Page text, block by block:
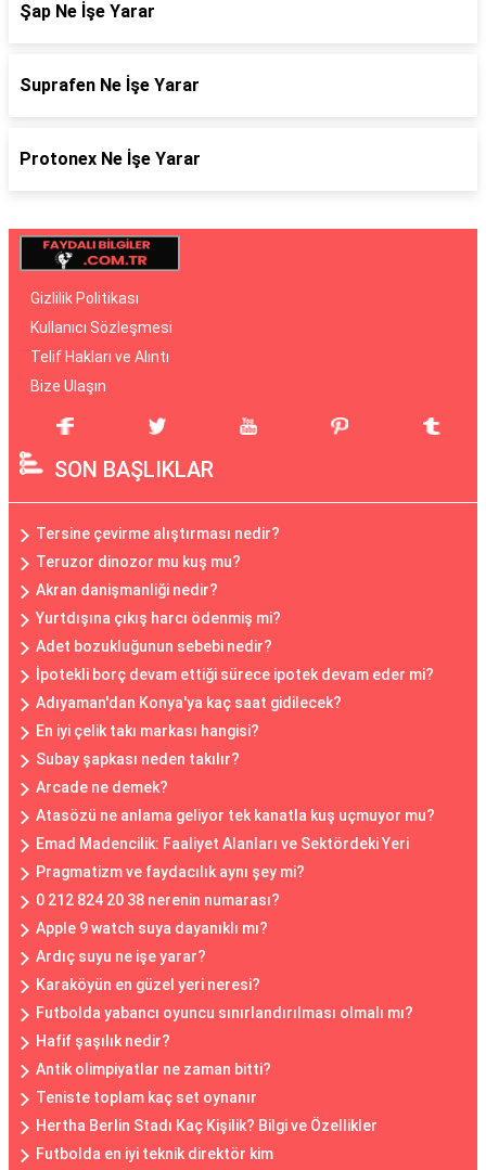
Şap Ne İşe Yarar
Suprafen Ne İşe Yarar
Protonex Ne İşe Yarar
Gizlilik Politikası
Kullanıcı Sözleşmesi
Telif Hakları ve Alıntı
Bize Ulaşın
SON BAŞLIKLAR
Tersine çevirme alıştırması nedir?
Teruzor dinozor mu kuş mu?
Akran danişmanliği nedir?
Yurtdışına çıkış harcı ödenmiş mi?
Adet bozukluğunun sebebi nedir?
İpotekli borç devam ettiği sürece ipotek devam eder mi?
Adıyaman'dan Konya'ya kaç saat gidilecek?
En iyi çelik takı markası hangisi?
Subay şapkası neden takılır?
Arcade ne demek?
Atasözü ne anlama geliyor tek kanatla kuş uçmuyor mu?
Emad Madencilik: Faaliyet Alanları ve Sektördeki Yeri
Pragmatizm ve faydacılık aynı şey mi?
0 212 824 20 38 nerenin numarası?
Apple 9 watch suya dayanıklı mı?
Ardıç suyu ne işe yarar?
Karaköyün en güzel yeri neresi?
Futbolda yabancı oyuncu sınırlandırılması olmalı mı?
Hafif şaşılık nedir?
Antik olimpiyatlar ne zaman bitti?
Teniste toplam kaç set oynanır
Hertha Berlin Stadı Kaç Kişilik? Bilgi ve Özellikler
Futbolda en iyi teknik direktör kim